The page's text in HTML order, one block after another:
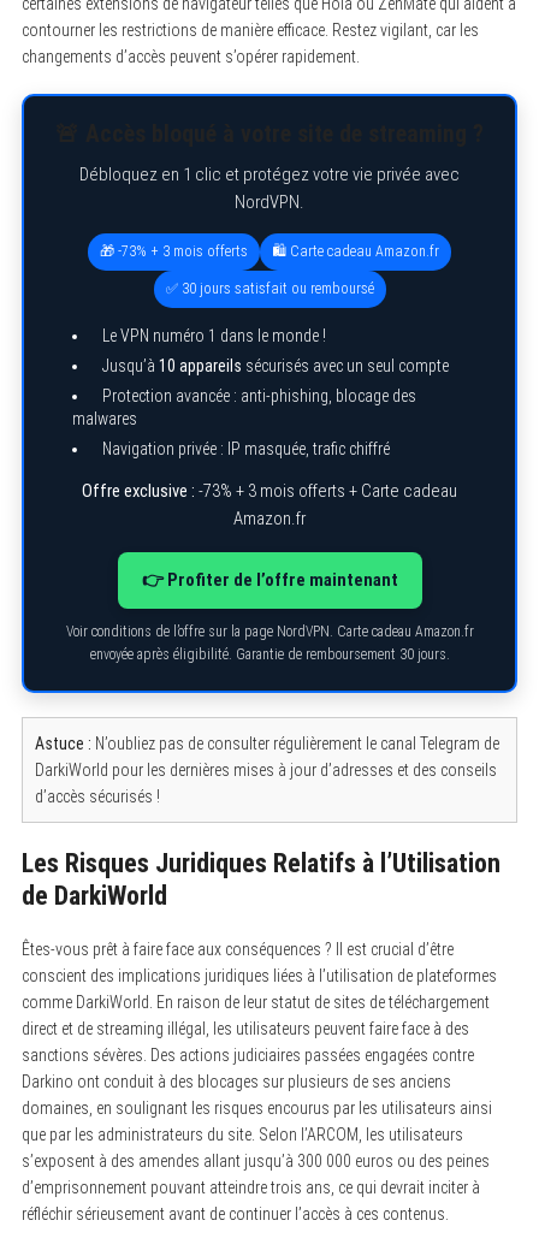
contourner les restrictions de manière efficace. Restez vigilant, car les
changements d’accès peuvent s’opérer rapidement.
Débloquez en 1 clic et protégez votre vie privée avec
NordVPN.
🎁 -73% + 3 mois offerts 🛍️ Carte cadeau Amazon.fr
✅ 30 jours satisfait ou remboursé
Le VPN numéro 1 dans le monde !
Jusqu’à 10 appareils sécurisés avec un seul compte
Protection avancée : anti-phishing, blocage des
malwares
Navigation privée : IP masquée, trafic chiffré
Offre exclusive : -73% + 3 mois offerts + Carte cadeau
Amazon.fr
👉 Profiter de l’offre maintenant
Voir conditions de l’offre sur la page NordVPN. Carte cadeau Amazon.fr
envoyée après éligibilité. Garantie de remboursement 30 jours.
Astuce : N’oubliez pas de consulter régulièrement le canal Telegram de
DarkiWorld pour les dernières mises à jour d’adresses et des conseils
d’accès sécurisés !
Les Risques Juridiques Relatifs à l’Utilisation
de DarkiWorld
Êtes-vous prêt à faire face aux conséquences ? Il est crucial d’être
conscient des implications juridiques liées à l’utilisation de plateformes
comme DarkiWorld. En raison de leur statut de sites de téléchargement
direct et de streaming illégal, les utilisateurs peuvent faire face à des
sanctions sévères. Des actions judiciaires passées engagées contre
Darkino ont conduit à des blocages sur plusieurs de ses anciens
domaines, en soulignant les risques encourus par les utilisateurs ainsi
que par les administrateurs du site. Selon l’ARCOM, les utilisateurs
s’exposent à des amendes allant jusqu’à 300 000 euros ou des peines
d’emprisonnement pouvant atteindre trois ans, ce qui devrait inciter à
réfléchir sérieusement avant de continuer l’accès à ces contenus.
e
a